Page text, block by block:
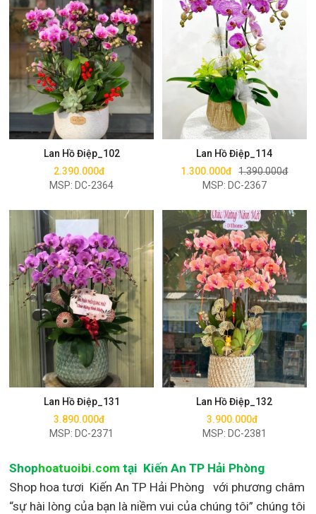
Lan Hồ Điệp_102
2.390.000đ
MSP: DC-2364
Mua ngay
Lan Hồ Điệp_114
1.300.000đ 1.390.000đ
MSP: DC-2367
Mua ngay
Lan Hồ Điệp_131
3.890.000đ
MSP: DC-2371
Mua ngay
Lan Hồ Điệp_132
3.900.000đ
MSP: DC-2381
Mua ngay
Shophoatuoibi.com tại Kiến An TP Hải Phòng
Shop hoa tươi Kiến An TP Hải Phòng với phương châm
“sự hài lòng của bạn là niềm vui của chúng tôi” chúng tôi